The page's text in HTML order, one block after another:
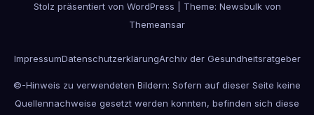
Stolz präsentiert von WordPress Theme: Newsbulkvon
Themeansar
ImpressumDatenschutzerklärungArchiv der Gesundheitsratgeber
©-Hinweis zu verwendeten Bildern: Sofern auf dieser Seite keine
Quellennachweise gesetzt werden konnten, befinden sich diese